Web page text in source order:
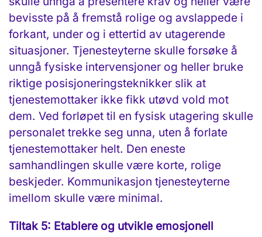
bevisste på å fremstå rolige og avslappede i
forkant, under og i ettertid av utagerende
situasjoner. Tjenesteyterne skulle forsøke å
unngå fysiske intervensjoner og heller bruke
riktige posisjoneringsteknikker slik at
tjenestemottaker ikke fikk utøvd vold mot
dem. Ved forløpet til en fysisk utagering skulle
personalet trekke seg unna, uten å forlate
tjenestemottaker helt. Den eneste
samhandlingen skulle være korte, rolige
beskjeder. Kommunikasjon tjenesteyterne
imellom skulle være minimal.
Tiltak 5: Etablere og utvikle emosjonell